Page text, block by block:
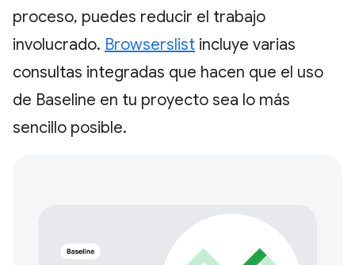
proceso, puedes reducir el trabajo
involucrado. Browserslist incluye varias
consultas integradas que hacen que el uso
de Baseline en tu proyecto sea lo más
sencillo posible.